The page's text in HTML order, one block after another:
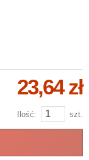
23,64 zł
Ilość: szt.